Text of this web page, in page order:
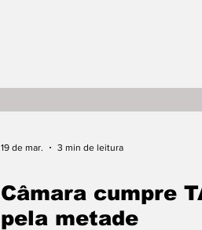
19 de mar. 3 min de leitura
Câmara cumpre
pela metade